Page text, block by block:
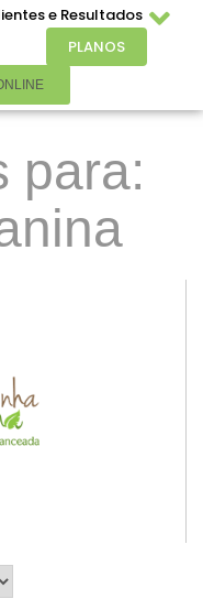
e Resultados
PLANOS
para: